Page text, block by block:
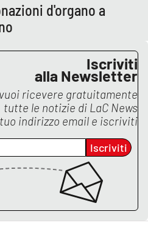
d'organo a
Iscriviti
alla Newsletter
ricevere gratuitamente
tutte le notizie di LaC News
indirizzo email e iscriviti
Iscriviti